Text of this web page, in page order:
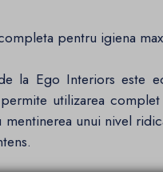
pentru igiena
la Ego Interiors este
utilizarea
mentinerea unui nivel